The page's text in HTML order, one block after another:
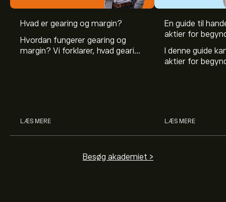
Hvad er gearing og margin?
Hvordan fungerer gearing og
margin? Vi forklarer, hvad gearing
LÆS MERE
En guide til
aktier for
I denne guide
aktier for
LÆS MERE
Besøg akademiet >